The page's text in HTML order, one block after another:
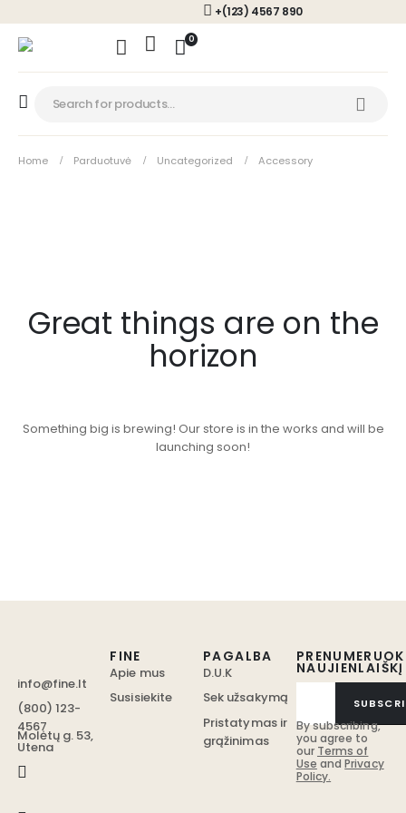
+(123) 4567 890
0
Home Parduotuvė Uncategorized Accessory
Great things are on the
horizon
Something big is brewing! Our store is in the works and will be
launching soon!
info@fine.lt
(800) 123-
4567
Molėtų g. 53,
Utena
PRENUMERUOK
NAUJIENLAIŠKĮ
By subscribing,
you agree to
our Terms of
Use andPrivacy
Policy.
FINE
Apie mus
Susisiekite
PAGALBA
D.U.K
Sek užsakymą
Pristatymas ir
grąžinimas